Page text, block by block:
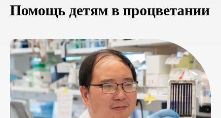
Помощь детям в процветании